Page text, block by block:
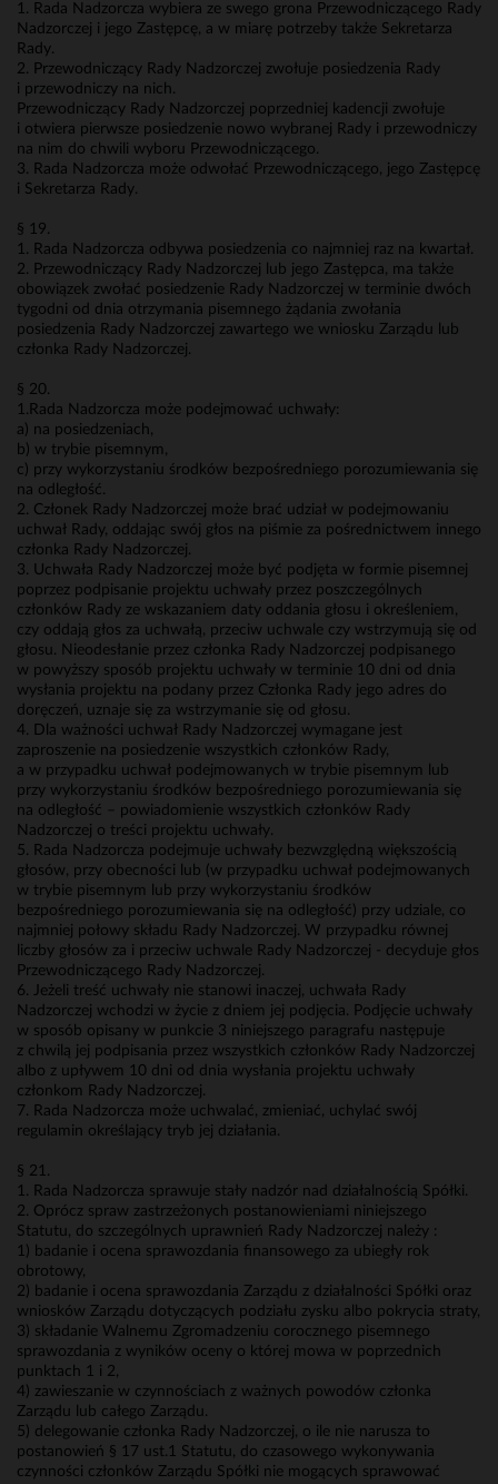
1. Rada Nadzorcza wybiera ze swego grona Przewodniczącego Rady
Nadzorczej i jego Zastępcę, a w miarę potrzeby także Sekretarza
Rady.
2. Przewodniczący Rady Nadzorczej zwołuje posiedzenia Rady
i przewodniczy na nich.
Przewodniczący Rady Nadzorczej poprzedniej kadencji zwołuje
i otwiera pierwsze posiedzenie nowo wybranej Rady i przewodniczy
na nim do chwili wyboru Przewodniczącego.
3. Rada Nadzorcza może odwołać Przewodniczącego, jego Zastępcę
i Sekretarza Rady.
§ 19.
1. Rada Nadzorcza odbywa posiedzenia co najmniej raz na kwartał.
2. Przewodniczący Rady Nadzorczej lub jego Zastępca, ma także
obowiązek zwołać posiedzenie Rady Nadzorczej w terminie dwóch
tygodni od dnia otrzymania pisemnego żądania zwołania
posiedzenia Rady Nadzorczej zawartego we wniosku Zarządu lub
członka Rady Nadzorczej.
§ 20.
1.Rada Nadzorcza może podejmować uchwały:
a) na posiedzeniach,
b) w trybie pisemnym,
c) przy wykorzystaniu środków bezpośredniego porozumiewania się
na odległość.
2. Członek Rady Nadzorczej może brać udział w podejmowaniu
uchwał Rady, oddając swój głos na piśmie za pośrednictwem innego
członka Rady Nadzorczej.
3. Uchwała Rady Nadzorczej może być podjęta w formie pisemnej
poprzez podpisanie projektu uchwały przez poszczególnych
członków Rady ze wskazaniem daty oddania głosu i określeniem,
czy oddają głos za uchwałą, przeciw uchwale czy wstrzymują się od
głosu. Nieodesłanie przez członka Rady Nadzorczej podpisanego
w powyższy sposób projektu uchwały w terminie 10 dni od dnia
wysłania projektu na podany przez Członka Rady jego adres do
doręczeń, uznaje się za wstrzymanie się od głosu.
4. Dla ważności uchwał Rady Nadzorczej wymagane jest
zaproszenie na posiedzenie wszystkich członków Rady,
a w przypadku uchwał podejmowanych w trybie pisemnym lub
przy wykorzystaniu środków bezpośredniego porozumiewania się
na odległość – powiadomienie wszystkich członków Rady
Nadzorczej o treści projektu uchwały.
5. Rada Nadzorcza podejmuje uchwały bezwzględną większością
głosów, przy obecności lub (w przypadku uchwał podejmowanych
w trybie pisemnym lub przy wykorzystaniu środków
bezpośredniego porozumiewania się na odległość) przy udziale, co
najmniej połowy składu Rady Nadzorczej. W przypadku równej
liczby głosów za i przeciw uchwale Rady Nadzorczej - decyduje głos
Przewodniczącego Rady Nadzorczej.
6. Jeżeli treść uchwały nie stanowi inaczej, uchwała Rady
Nadzorczej wchodzi w życie z dniem jej podjęcia. Podjęcie uchwały
w sposób opisany w punkcie 3 niniejszego paragrafu następuje
z chwilą jej podpisania przez wszystkich członków Rady Nadzorczej
albo z upływem 10 dni od dnia wysłania projektu uchwały
członkom Rady Nadzorczej.
7. Rada Nadzorcza może uchwalać, zmieniać, uchylać swój
regulamin określający tryb jej działania.
§ 21.
1. Rada Nadzorcza sprawuje stały nadzór nad działalnością Spółki.
2. Oprócz spraw zastrzeżonych postanowieniami niniejszego
Statutu, do szczególnych uprawnień Rady Nadzorczej należy :
1) badanie i ocena sprawozdania finansowego za ubiegły rok
obrotowy,
2) badanie i ocena sprawozdania Zarządu z działalności Spółki oraz
wniosków Zarządu dotyczących podziału zysku albo pokrycia straty,
3) składanie Walnemu Zgromadzeniu corocznego pisemnego
sprawozdania z wyników oceny o której mowa w poprzednich
punktach 1 i 2,
4) zawieszanie w czynnościach z ważnych powodów członka
Zarządu lub całego Zarządu.
5) delegowanie członka Rady Nadzorczej, o ile nie narusza to
postanowień § 17 ust.1 Statutu, do czasowego wykonywania
czynności członków Zarządu Spółki nie mogących sprawować